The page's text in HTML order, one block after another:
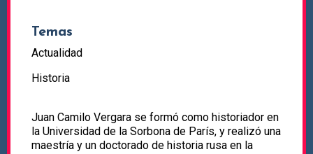
Temas
Actualidad
Historia
Juan Camilo Vergara se formó como historiador en
la Universidad de la Sorbona de París, y realizó una
maestría y un doctorado de historia rusa en la